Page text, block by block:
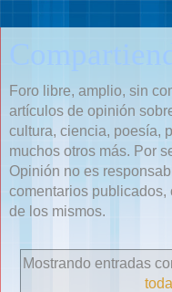
Foro libre, amplio, sin
artículos de opinión
cultura, ciencia, poesía,
muchos otros más. Por
Opinión no es
comentarios publicados,
de los mismos.
Mostrando entradas